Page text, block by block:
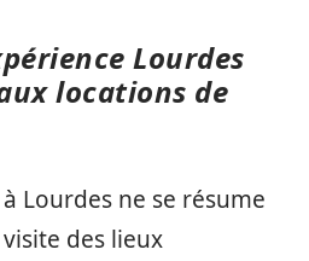
Lourdes
locations de
Lourdes ne se résume
des lieux